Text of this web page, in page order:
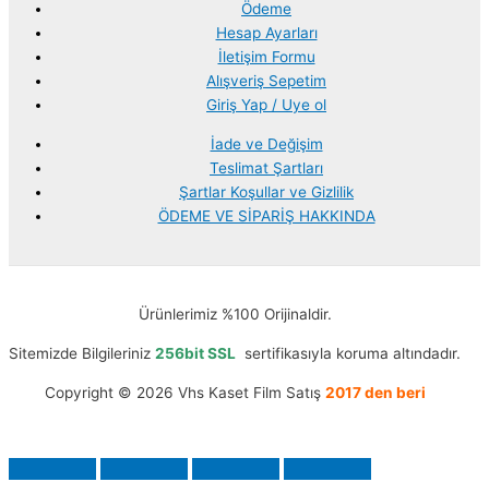
Ödeme
Hesap Ayarları
İletişim Formu
Alışveriş Sepetim
Giriş Yap / Uye ol
İade ve Değişim
Teslimat Şartları
Şartlar Koşullar ve Gizlilik
ÖDEME VE SİPARİŞ HAKKINDA
Ürünlerimiz %100 Orijinaldir.
Sitemizde Bilgileriniz 256bit SSL sertifikasıyla koruma altındadır.
Copyright © 2026 Vhs Kaset Film Satış 2017 den beri